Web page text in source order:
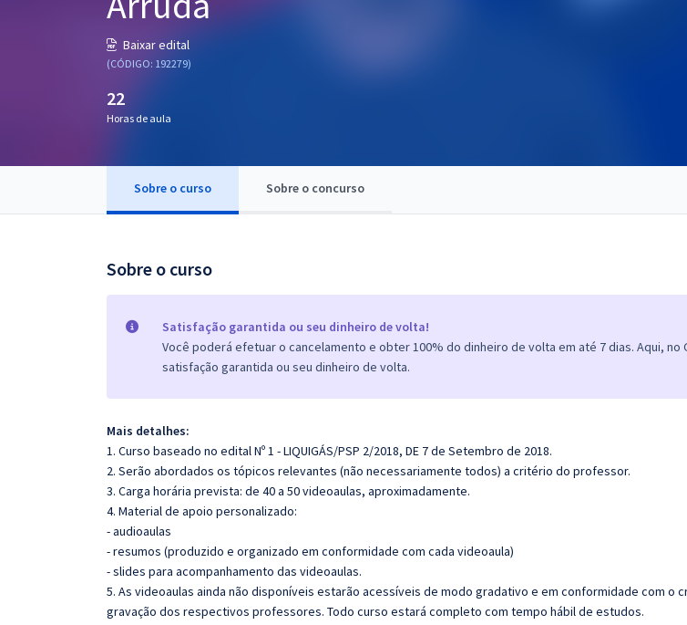
Baixar edital
(CÓDIGO: 192279)
22
Horas de aula
Sobre o curso Sobre o concurso
Sobre o curso
Satisfação garantida ou seu dinheiro de volta!
Você poderá efetuar o cancelamento e obter 100% do dinheiro de volta em até 7 dias. Aqui, no
satisfação garantida ou seu dinheiro de volta.
Mais detalhes:
1. Curso baseado no edital Nº 1 - LIQUIGÁS/PSP 2/2018, DE 7 de Setembro de 2018.
2. Serão abordados os tópicos relevantes (não necessariamente todos) a critério do professor.
3. Carga horária prevista: de 40 a 50 videoaulas, aproximadamente.
4. Material de apoio personalizado:
- audioaulas
- resumos (produzido e organizado em conformidade com cada videoaula)
- slides para acompanhamento das videoaulas.
5. As videoaulas ainda não disponíveis estarão acessíveis de modo gradativo e em conformidade com o
gravação dos respectivos professores. Todo curso estará completo com tempo hábil de estudos.